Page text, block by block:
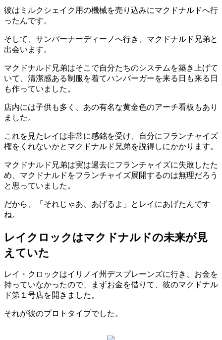
彼はミルクシェイク用の機械を売り込みにマクドナルドへ行
ったんです。
そして、サンバーナーディーノへ行き、マクドナルド兄弟と
出会います。
マクドナルド兄弟はそこで自分たちのシステムを築き上げて
いて、清潔感ある制服を着てハンバーガーを来る日も来る日
も作っていました。
店内には子供も多く、あの有名な黄金色のアーチ看板もあり
ました。
これを見たレイは非常に感銘を受け、自分にフランチャイズ
権をくれないかとマクドナルド兄弟を説得しにかかります。
マクドナルド兄弟は実は過去にフランチャイズに失敗したた
め、マクドナルドをフランチャイズ展開するのは無理だろう
と思っていました。
だから、「それじゃあ、あげるよ」とレイにあげたんです
ね。
レイクロックはマクドナルドの未来が見
えていた
レイ・クロックはイリノイ州デスプレーンズに行き、お金を
持っていなかったので、まずお金を借りて、彼のマクドナル
ド第１号店を開きました。
それが彼のプロトタイプでした。